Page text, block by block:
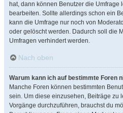
hat, dann können Benutzer die
bearbeiten. Sollte allerdings schon ein
kann die Umfrage nur noch von
oder gelöscht werden. Dadurch soll die
Umfragen verhindert werden.
Nach oben
Warum kann ich auf bestimmte Foren
Manche Foren können bestimmten
sein. Um diese einzusehen, Beiträge zu
Vorgänge durchzuführen, brauchst du